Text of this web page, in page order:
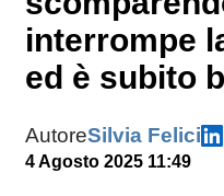
interrompe
ed è subito
AutoreSilvia Felici
4 Agosto 2025 11:49